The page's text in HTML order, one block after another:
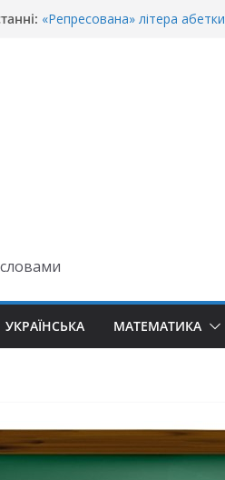
«Репресована» літера абетки
УКРАЇНСЬКА МАТЕМАТИКА